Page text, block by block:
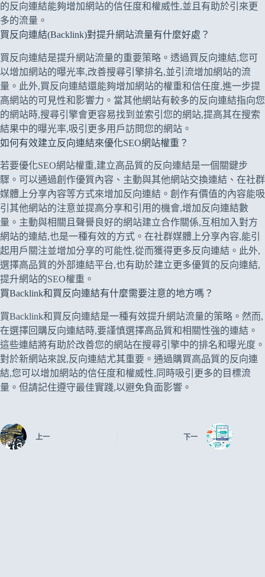
的反向連結能夠增加網站的信任度和權威性,並且有助於引來更
多的流量。
買反向連結(Backlink)對提升網站流量有什麼好處？
買反向連結是提升網站流量的重要策略。透過買反向連結,您可
以增加網站的曝光率,改善搜尋引擎排名,並引流增加網站的流
量。此外,買反向連結還能夠增加網站的權重和信任度,進一步提
高網站的可見性和影響力。當其他網站有較多的反向連結指向您
的網站時,搜尋引擎會更容易找到並索引您的網站,提高其在搜索
結果中的曝光率,吸引更多用戶訪問您的網站。
如何有效建立反向連結來優化SEO網站權重？
若要優化SEO網站權重,建立高品質的反向連結是一個關鍵步
驟。可以通過創作優質內容、主動與其他網站交換連結、在社群
媒體上分享內容等方式來增加反向連結。創作有價值的內容能吸
引其他網站的注意並提高分享和引用的機會,增加反向連結數
量。主動與相關且聲譽良好的網站建立合作關係,互相加入對方
網站的連結,也是一種有效的方式。在社群媒體上分享內容,能引
起用戶關注並增加分享的可能性,從而獲得更多反向連結。此外,
選擇高品質的外部連結平台,也有助於建立更多優質的反向連結,
提升網站的SEO權重。
買Backlink和買反向連結有什麼需要注意的地方嗎？
買Backlink和買反向連結是一種有效提升網站流量的策略。然而,
在選擇回購反向連結時,要謹慎選擇高品質和相關性強的連結。
這些連結將有助於改善您的網站在搜尋引擎中的排名和曝光度。
對於新網站來說,反向連結尤其重要。通過購買高品質的反向連
結,您可以增加網站的信任度和權威性,同時吸引更多的目標流
量。但請記住遵守最佳實踐,以避免負面影響。
上一 下一